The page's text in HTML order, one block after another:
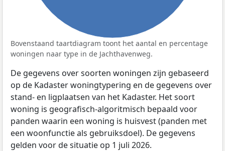
Bovenstaand taartdiagram toont het aantal en percentage
woningen naar type in de Jachthavenweg.
De gegevens over soorten woningen zijn gebaseerd
op de Kadaster woningtypering en de gegevens over
stand- en ligplaatsen van het Kadaster. Het soort
woning is geografisch-algoritmisch bepaald voor
panden waarin een woning is huisvest (panden met
een woonfunctie als gebruiksdoel). De gegevens
gelden voor de situatie op 1 juli 2026.